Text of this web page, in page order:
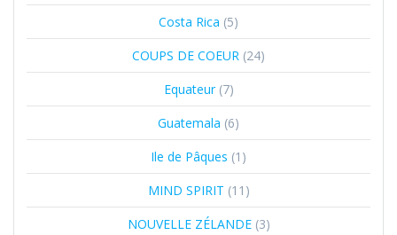
Costa Rica (5)
COUPS DE COEUR (24)
Equateur(7)
Guatemala (6)
Ile de Pâques (1)
MIND SPIRIT (11)
NOUVELLE ZÉLANDE(3)